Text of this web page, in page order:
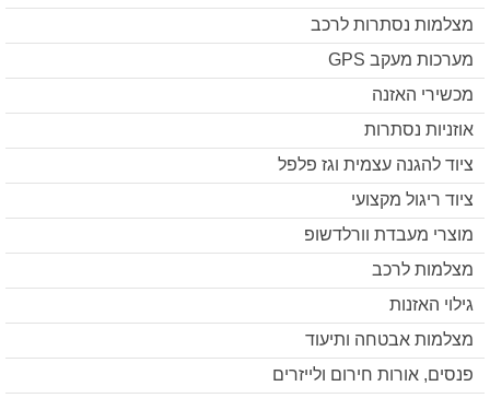
מצלמות נסתרות לרכב
מערכות מעקב GPS
מכשירי האזנה
אוזניות נסתרות
ציוד להגנה עצמית וגז פלפל
ציוד ריגול מקצועי
מוצרי מעבדת וורלדשופ
מצלמות לרכב
גילוי האזנות
מצלמות אבטחה ותיעוד
פנסים, אורות חירום ולייזרים